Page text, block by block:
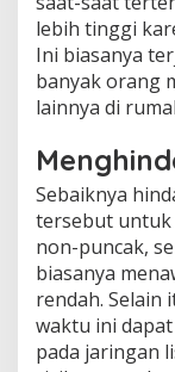
lebih tinggi
Ini biasanya
banyak orang
lainnya di
Sebaiknya
tersebut untuk
non-puncak,
biasanya
rendah. Selain
waktu ini
pada jaringan